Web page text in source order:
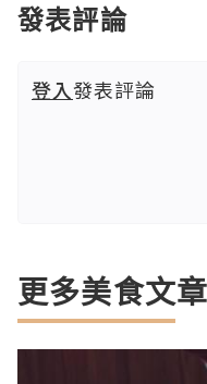
發表評論
登入發表評論
更多美食文